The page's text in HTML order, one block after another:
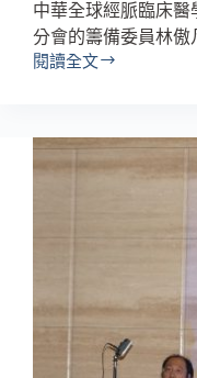
中華全球經脈臨床
分會的籌備委員林
閱讀全文